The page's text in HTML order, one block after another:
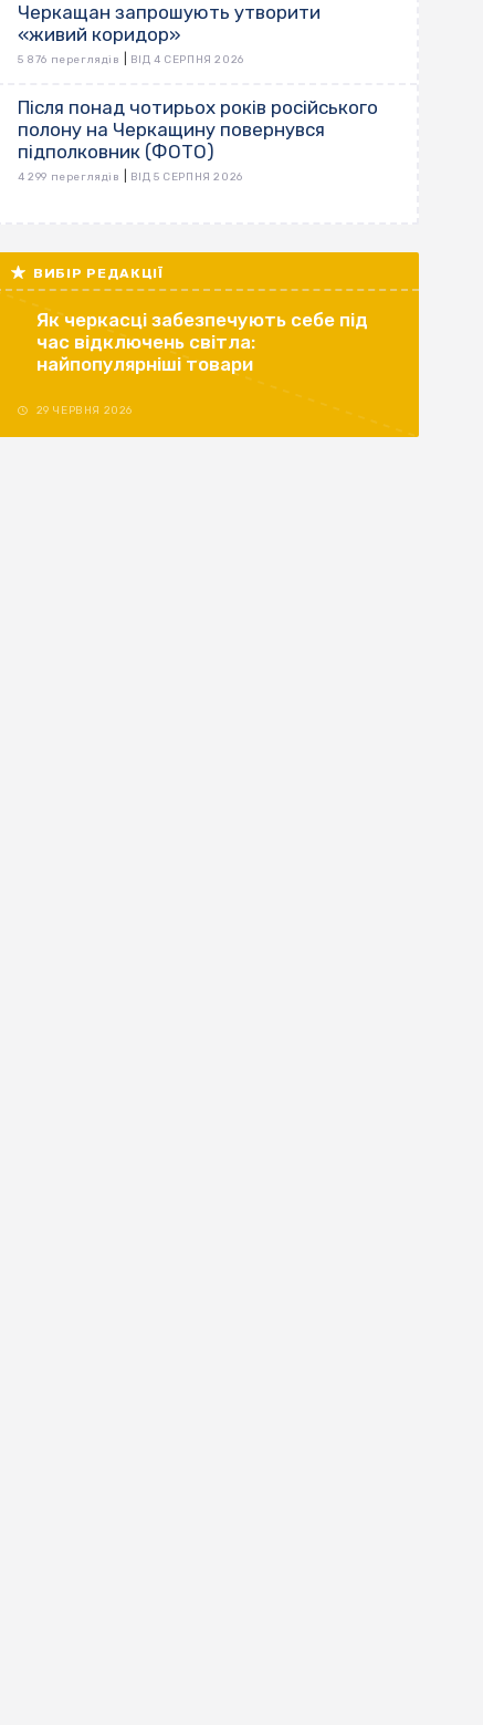
Черкащан запрошують утворити
«живий коридор»
5 876 переглядів ВІД 4 СЕРПНЯ 2026
Після понад чотирьох років російського
полону на Черкащину повернувся
підполковник (ФОТО)
4 299 переглядів ВІД 5 СЕРПНЯ 2026
ВИБІР РЕДАКЦІЇ
Як черкасці забезпечують себе під
час відключень світла:
найпопулярніші товари
29 ЧЕРВНЯ 2026